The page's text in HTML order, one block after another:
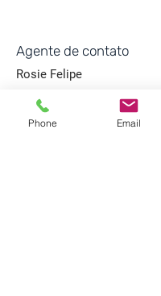
Agente de contato
Rosie Felipe
+1 (201) 921-0932
rosiefelipe17@gmai
Phone Email